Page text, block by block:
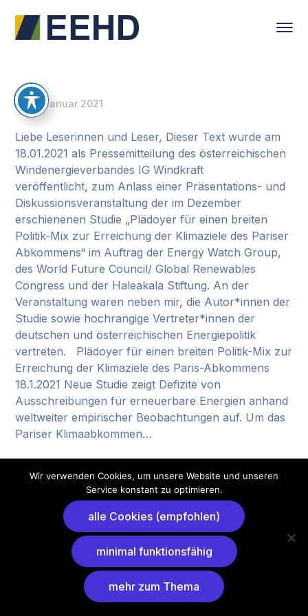
19. Januar 2021
Liebe Leserinnen und Leser, Dieser Text wurde am
18.01.2021 als Pressemitteilung des österreichischen
Windenergieverbandes IG Windkraft
veröffentlicht, zum Anlass einer Präsentations- und
Diskussionsveranstaltung der im Dezember
erschienenen Studie „Plädoyer für einen breiten
Politik-Mix zur Erreichung der Klimaziele des Pariser
Abkommens“ im Auftrag der Energy Watch Group,
des World Future Council/ Global Renewables
Congress und der Haleakala Stiftung. An der
Veranstaltung waren neben mir, die Autor*innen der
Studie sowie hochrangige Vertreter*innen der
deutschen und österreichischen Energiepolitik
vertreten. Plädoyer für einen breiten Politik-Mix zur
Erreichung der Klimaziele des Paris-Abkommens
18.1.2021 Neue Studie zeigt Defizite von
Ausschreibungen für erneuerbare Energien anhand
weltweiter empirischer Beobachtungen auf. Um das
Pariser Klimaabkommen…
zur Erreichung der Klimaziele des Paris-Abkommens
erschien zuerst aufHans-Josef Fell.
Wir verwenden Cookies, um unsere Website und unseren
Service konstant zu optimieren.
alle Cookies (empfohlen)
minimal funktionsfähig
mehr zum Thema